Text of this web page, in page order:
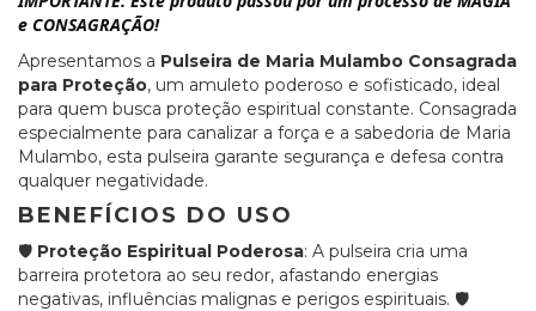
e CONSAGRAÇÃO!
Apresentamos a Pulseira de Maria Mulambo Consagrada
para Proteção, um amuleto poderoso e sofisticado, ideal
para quem busca proteção espiritual constante. Consagrada
especialmente para canalizar a força e a sabedoria de Maria
Mulambo, esta pulseira garante segurança e defesa contra
qualquer negatividade.
BENEFÍCIOS DO USO
🛡️ Proteção Espiritual Poderosa: A pulseira cria uma
barreira protetora ao seu redor, afastando energias
negativas, influências malignas e perigos espirituais. 🛡️